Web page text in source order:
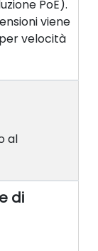
PoE).
viene
velocità
al
di